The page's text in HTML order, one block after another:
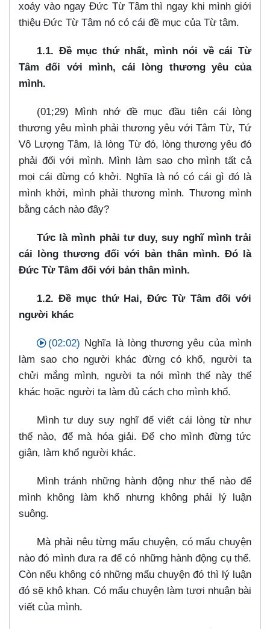
xoáy vào ngay Đức Từ Tâm thì ngay khi mình giới
thiệu Đức Từ Tâm nó có cái đề mục của Từ tâm.
1.1. Đề mục thứ nhất, mình nói về cái Từ
Tâm đối với mình, cái lòng thương yêu của
mình.
(01;29) Mình nhớ đề mục đầu tiên cái lòng
thương yêu mình phải thương yêu với Tâm Từ, Tứ
Vô Lượng Tâm, là lòng Từ đó, lòng thương yêu đó
phải đối với mình. Mình làm sao cho mình tất cả
mọi cái đừng có khởi. Nghĩa là nó có cái gì đó là
mình khởi, mình phải thương mình. Thương mình
bằng cách nào đây?
Tức là mình phải tư duy, suy nghĩ mình trải
cái lòng thương đối với bản thân mình. Đó là
Đức Từ Tâm đối với bản thân mình.
1.2. Đề mục thứ Hai, Đức Từ Tâm đối với
người khác
(02:02) Nghĩa là lòng thương yêu của mình
làm sao cho người khác đừng có khổ, người ta
chửi mắng mình, người ta nói mình thế này thế
khác hoặc người ta làm đủ cách cho mình khổ.
Mình tư duy suy nghĩ để viết cái lòng từ như
thế nào, để mà hóa giải. Để cho mình đừng tức
giận, làm khổ người khác.
Mình tránh những hành động như thế nào để
mình không làm khổ nhưng không phải lý luận
suông.
Mà phải nêu từng mẩu chuyện, có mẩu chuyện
nào đó mình đưa ra để có những hành động cụ thể.
Còn nếu không có những mẩu chuyện đó thì lý luận
đó sẽ khô khan. Có mẩu chuyện làm tươi nhuận bài
viết của mình.